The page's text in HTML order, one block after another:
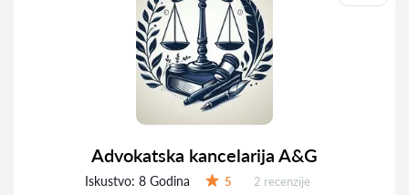
Advokatska kancelarija A&G
Iskustvo: 8 Godina 5 Recenzija:
2 recenzije